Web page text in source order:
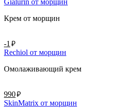
Gialurin от морщин
Крем от морщин
-1 руб.
Rechiol от морщин
Омолаживающий крем
990руб.
SkinMatrix от морщин